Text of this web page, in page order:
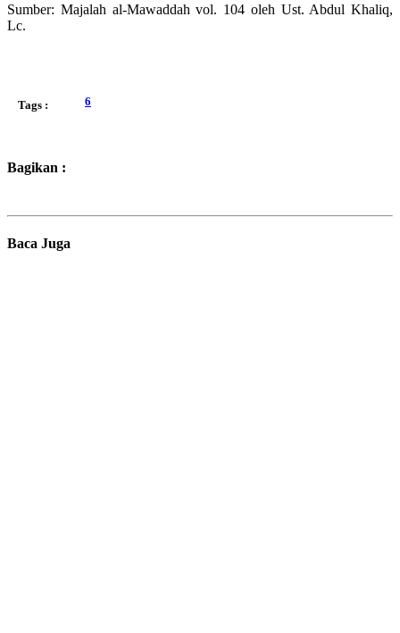
Sumber: Majalah al-Mawaddah vol. 104 oleh Ust. Abdul Khaliq,
Lc.
Tags : 6
Bagikan :
Baca Juga